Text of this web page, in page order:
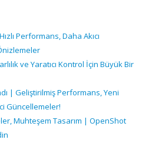
Performans, Daha Akıcı
ve Yaratıcı Kontrol İçin Büyük Bir
| Geliştirilmiş Performans, Yeni
Güncellemeler!
Muhteşem Tasarım | OpenShot